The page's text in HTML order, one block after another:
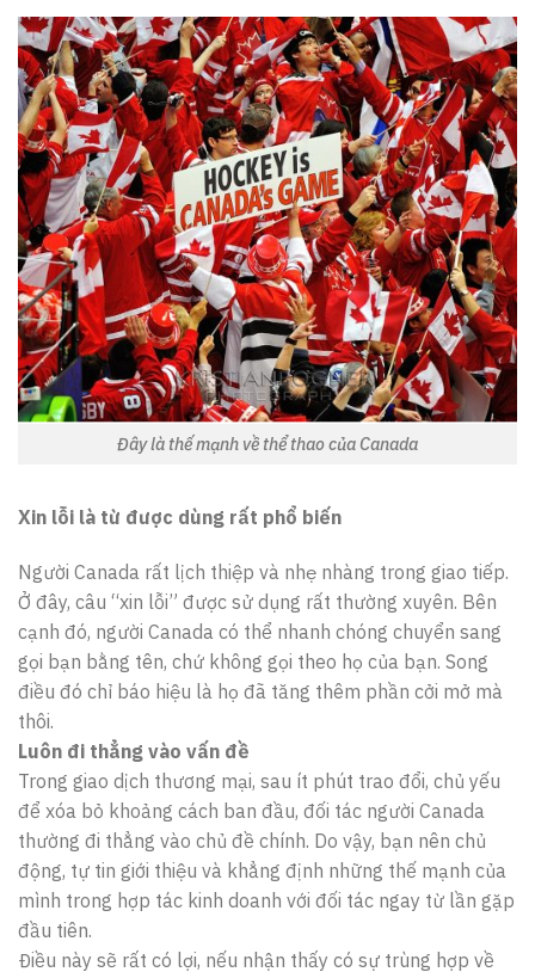
Đây là thế mạnh về thể thao của Canada
Xin lỗi là từ được dùng rất phổ biến
Người Canada rất lịch thiệp và nhẹ nhàng trong giao tiếp.
Ở đây, câu “xin lỗi” được sử dụng rất thường xuyên. Bên
cạnh đó, người Canada có thể nhanh chóng chuyển sang
gọi bạn bằng tên, chứ không gọi theo họ của bạn. Song
điều đó chỉ báo hiệu là họ đã tăng thêm phần cởi mở mà
thôi.
Luôn đi thẳng vào vấn đề
Trong giao dịch thương mại, sau ít phút trao đổi, chủ yếu
để xóa bỏ khoảng cách ban đầu, đối tác người Canada
thường đi thẳng vào chủ đề chính. Do vậy, bạn nên chủ
động, tự tin giới thiệu và khẳng định những thế mạnh của
mình trong hợp tác kinh doanh với đối tác ngay từ lần gặp
đầu tiên.
Điều này sẽ rất có lợi, nếu nhận thấy có sự trùng hợp về